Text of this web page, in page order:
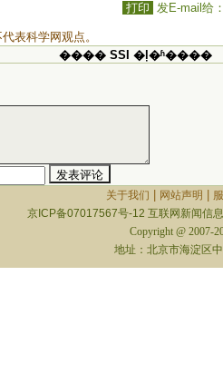
打印 发E-mail给
表科学网观点。
���� SSI �ļ�ʱ����
关于我们 | 网站声明 |
京ICP备07017567号-12 互联网新闻信
Copyright @ 2007-
地址：北京市海淀区